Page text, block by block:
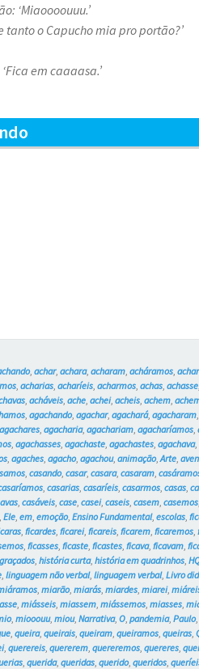
‘Miaoooouuu.’
tanto o Capucho mia pro portão?’
em caaaasa.’
O
Gatos
#760
,achar,achara,acharam ,acháramos ,
,acharias ,acharíeis ,acharmos ,achas ,achasse
,acháveis ,ache ,achei,acheis ,achem ,
,agachando,agachar,agachará,agacharam
agachares ,agacharia,agachariam ,agacharíamos ,
,agachasses ,agachaste ,agachastes ,agachava,
,agaches ,agacho,agachou,animação,Arte ,
,casando,casar,casara,casaram ,
,casarias ,casaríeis ,casarmos ,casas ,
,casáveis ,case ,casei,caseis ,casem ,casemos
,Ele ,em ,emoção,Ensino Fundamental,escolas ,
,ficardes ,ficarei,ficareis ,ficarem ,ficaremos ,
,ficasses ,ficaste ,ficastes ,ficava,ficavam ,
,história curta,história em quadrinhos ,
,linguagem não verbal,linguagem verbal,Livro
,miarão,miarás ,miardes ,miarei,
,miásseis ,miassem ,miássemos ,miasses ,
,miooouu,miou,Narrativa,O ,pandemia,Paulo
,queira,queirais ,queiram ,queiramos ,queiras ,
,querereis ,quererem ,quereremos ,quereres ,
,querida,queridas ,querido,queridos ,